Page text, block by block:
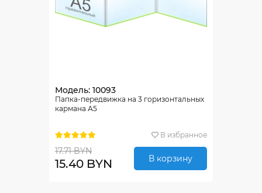
Модель: 10093
Папка-передвижка на 3 горизонтальных
кармана А5
В избранное
17.71 BYN
15.40 BYN В корзину